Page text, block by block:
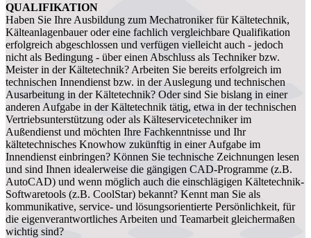
QUALIFIKATION
Haben Sie Ihre Ausbildung zum Mechatroniker für Kältetechnik,
Kälteanlagenbauer oder eine fachlich vergleichbare Qualifikation
erfolgreich abgeschlossen und verfügen vielleicht auch - jedoch
nicht als Bedingung - über einen Abschluss als Techniker bzw.
Meister in der Kältetechnik? Arbeiten Sie bereits erfolgreich im
technischen Innendienst bzw. in der Auslegung und technischen
Ausarbeitung in der Kältetechnik? Oder sind Sie bislang in einer
anderen Aufgabe in der Kältetechnik tätig, etwa in der technischen
Vertriebsunterstützung oder als Kälteservicetechniker im
Außendienst und möchten Ihre Fachkenntnisse und Ihr
kältetechnisches Knowhow zukünftig in einer Aufgabe im
Innendienst einbringen? Können Sie technische Zeichnungen lesen
und sind Ihnen idealerweise die gängigen CAD-Programme (z.B.
AutoCAD) und wenn möglich auch die einschlägigen Kältetechnik-
Softwaretools (z.B. CoolStar) bekannt? Kennt man Sie als
kommunikative, service- und lösungsorientierte Persönlichkeit, für
die eigenverantwortliches Arbeiten und Teamarbeit gleichermaßen
wichtig sind?